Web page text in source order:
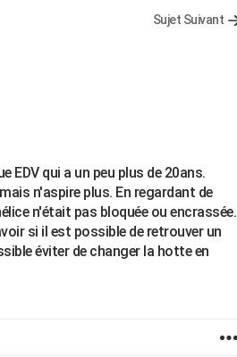
Sujet Suivant
EDV qui a un peu plus de 20ans.
n'aspire plus. En regardant de
n'était pas bloquée ou encrassée.
si il est possible de retrouver un
éviter de changer la hotte en